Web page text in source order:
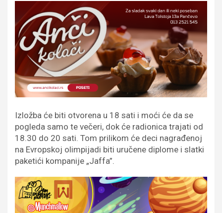
Izložba će biti otvorena u 18 sati i moći će da se
pogleda samo te večeri, dok će radionica trajati od
18.30 do 20 sati. Tom prilikom će deci nagrađenoj
na Evropskoj olimpijadi biti uručene diplome i slatki
paketići kompanije „Jaffa”.